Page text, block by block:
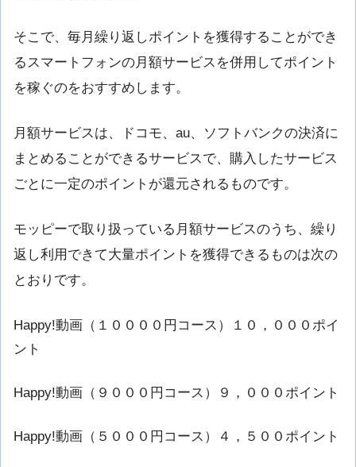
そこで、毎月繰り返しポイントを獲得することができ
るスマートフォンの月額サービスを併用してポイント
を稼ぐのをおすすめします。
月額サービスは、ドコモ、au、ソフトバンクの決済に
まとめることができるサービスで、購入したサービス
ごとに一定のポイントが還元されるものです。
モッピーで取り扱っている月額サービスのうち、繰り
返し利用できて大量ポイントを獲得できるものは次の
とおりです。
Happy!動画（１００００円コース）１０，０００ポイ
ント
Happy!動画（９０００円コース）９，０００ポイント
Happy!動画（５０００円コース）４，５００ポイント